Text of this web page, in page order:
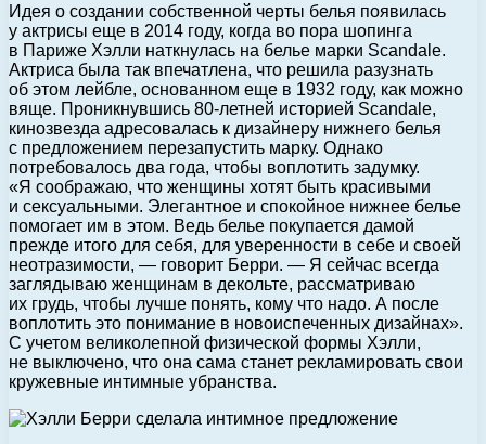
Идея о создании собственной черты белья появилась
у актрисы еще в 2014 году, когда во пора шопинга
в Париже Хэлли наткнулась на белье марки Scandale.
Актриса была так впечатлена, что решила разузнать
об этом лейбле, основанном еще в 1932 году, как можно
вяще. Проникнувшись 80-летней историей Scandale,
кинозвезда адресовалась к дизайнеру нижнего белья
с предложением перезапустить марку. Однако
потребовалось два года, чтобы воплотить задумку.
«Я соображаю, что женщины хотят быть красивыми
и сексуальными. Элегантное и спокойное нижнее белье
помогает им в этом. Ведь белье покупается дамой
прежде итого для себя, для уверенности в себе и своей
неотразимости, — говорит Берри. — Я сейчас всегда
заглядываю женщинам в декольте, рассматриваю
их грудь, чтобы лучше понять, кому что надо. А после
воплотить это понимание в новоиспеченных дизайнах».
С учетом великолепной физической формы Хэлли,
не выключено, что она сама станет рекламировать свои
кружевные интимные убранства.